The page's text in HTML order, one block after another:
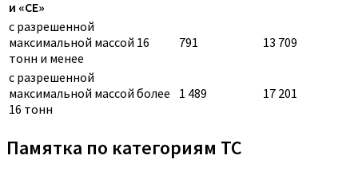
и «CE»
с разрешенной
максимальной массой 16
тонн и менее
791 13 709
с разрешенной
максимальной массой более
16 тонн
1 489 17 201
Памятка по категориям ТС